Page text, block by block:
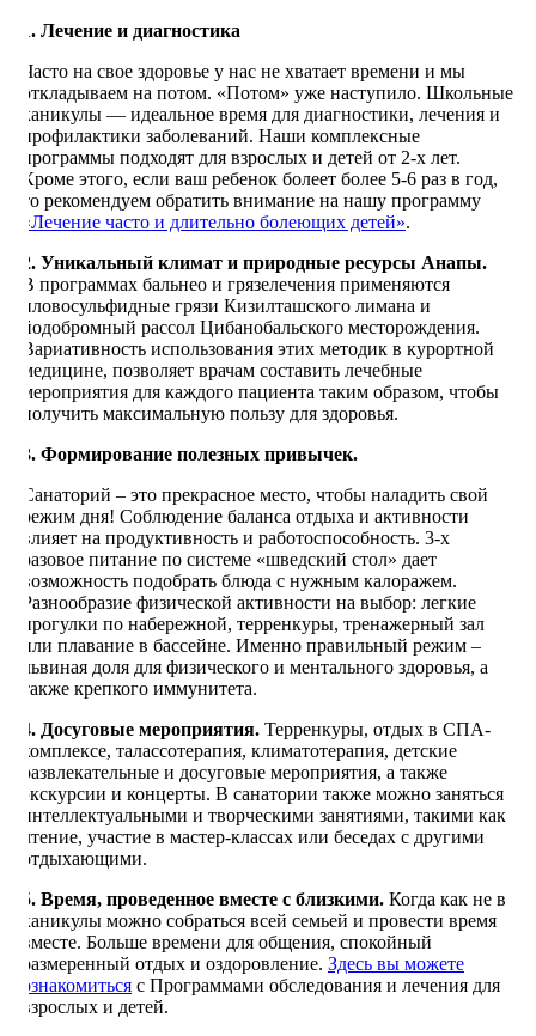
1. Лечение и диагностика
Часто на свое здоровье у нас не хватает времени и мы
откладываем на потом. «Потом» уже наступило. Школьные
каникулы — идеальное время для диагностики, лечения и
профилактики заболеваний. Наши комплексные
программы подходят для взрослых и детей от 2-х лет.
Кроме этого, если ваш ребенок болеет более 5-6 раз в год,
то рекомендуем обратить внимание на нашу программу
«Лечение часто и длительно болеющих детей».
2. Уникальный климат и природные ресурсы Анапы.
В программах бальнео и грязелечения применяются
иловосульфидные грязи Кизилташского лимана и
йодобромный рассол Цибанобальского месторождения.
Вариативность использования этих методик в курортной
медицине, позволяет врачам составить лечебные
мероприятия для каждого пациента таким образом, чтобы
получить максимальную пользу для здоровья.
3. Формирование полезных привычек.
Санаторий – это прекрасное место, чтобы наладить свой
режим дня! Соблюдение баланса отдыха и активности
влияет на продуктивность и работоспособность. 3-х
разовое питание по системе «шведский стол» дает
возможность подобрать блюда с нужным калоражем.
Разнообразие физической активности на выбор: легкие
прогулки по набережной, терренкуры, тренажерный зал
или плавание в бассейне. Именно правильный режим –
львиная доля для физического и ментального здоровья, а
также крепкого иммунитета.
4. Досуговые мероприятия. Терренкуры, отдых в СПА-
комплексе, талассотерапия, климатотерапия, детские
развлекательные и досуговые мероприятия, а также
экскурсии и концерты. В санатории также можно заняться
интеллектуальными и творческими занятиями, такими как
чтение, участие в мастер-классах или беседах с другими
отдыхающими.
5. Время, проведенное вместе с близкими. Когда как не в
каникулы можно собраться всей семьей и провести время
вместе. Больше времени для общения, спокойный
размеренный отдых и оздоровление. Здесь вы можете
ознакомиться с Программами обследования и лечения для
взрослых и детей.